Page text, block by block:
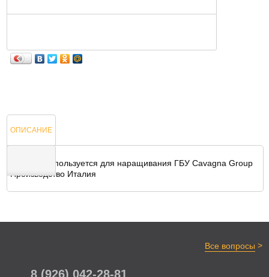
ОПИСАНИЕ
ОТЗЫВЫ
Тройник используется для наращивания ГБУ Cavagna Group
Производство Италия
Все вопросы >
8 (926) 042-28-81